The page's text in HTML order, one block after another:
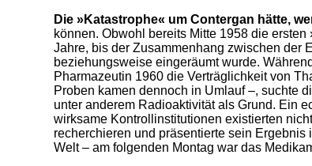
Die »Katastrophe« um Contergan hätte,
können. Obwohl bereits Mitte 1958 die
Jahre, bis der Zusammenhang zwischen der
beziehungsweise eingeräumt wurde.
Pharmazeutin 1960 die Verträglichkeit von
Proben kamen dennoch in Umlauf –, suchte
unter anderem Radioaktivität als Grund. Ein
wirksame Kontrollinstitu­tionen existierten
recherchieren und präsentierte sein
Welt – am folgenden Montag war das